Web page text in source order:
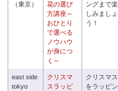
（東京）
花の選び
方講座～
おひとり
で選べる
ノウハウ
が身につ
く～
ングまで楽
しみましょ
う！
east side
tokyo
クリスマ
スラッピ
クリスマス
をラッピン